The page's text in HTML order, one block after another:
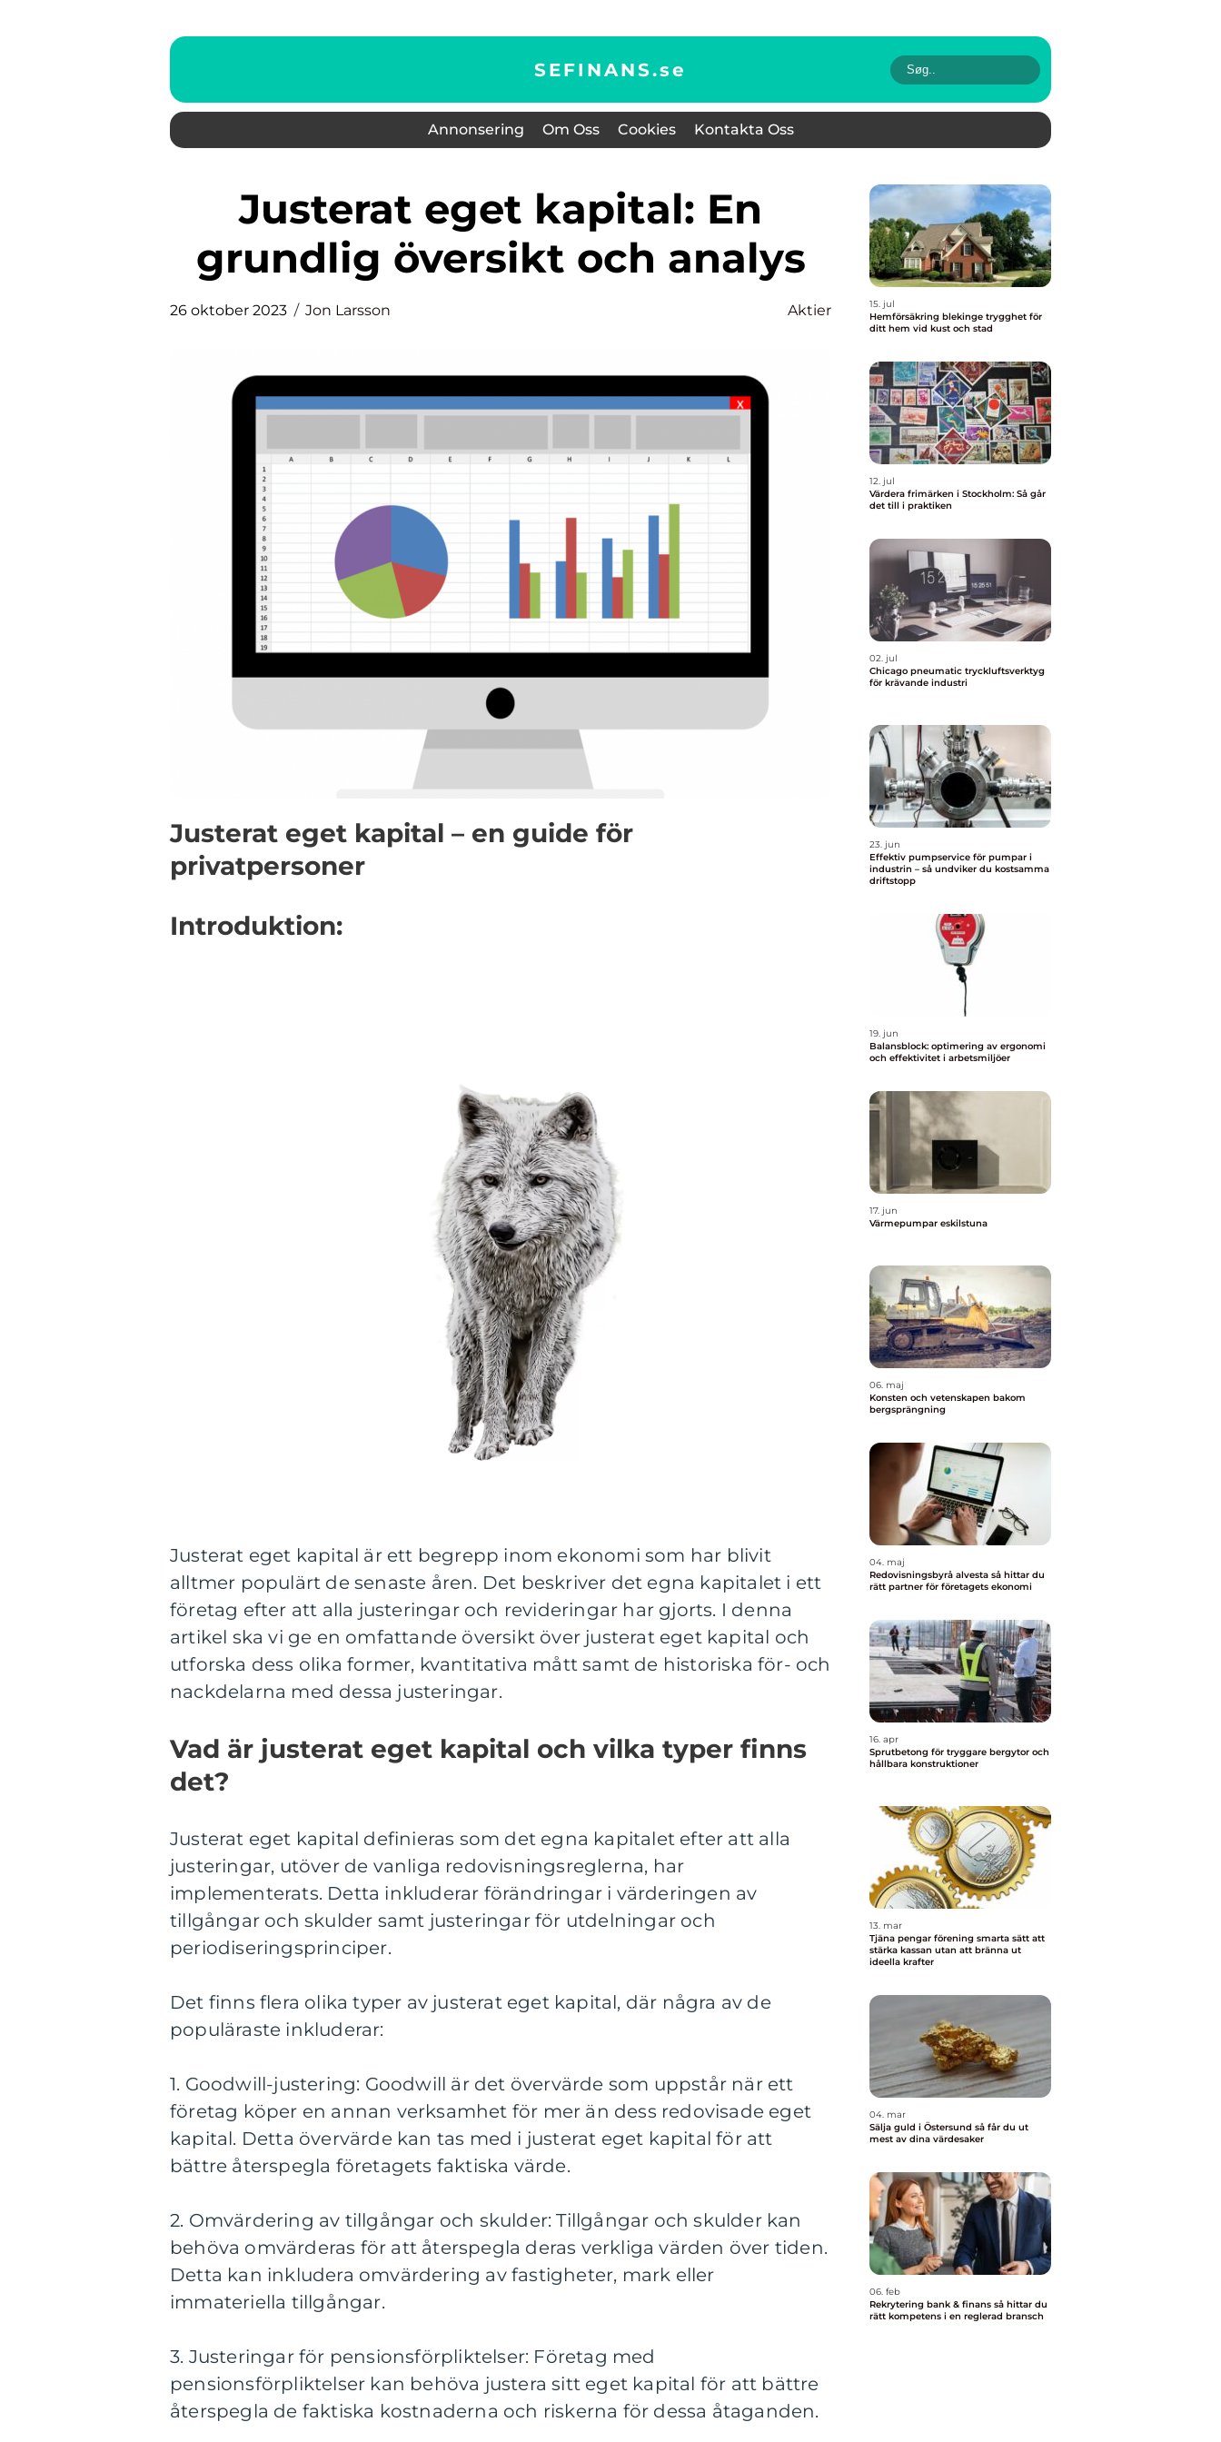
SEFINANS.se
Annonsering Om Oss Cookies Kontakta Oss
Justerat eget kapital: En
grundlig översikt och analys
26 oktober 2023 Jon Larsson Aktier
Justerat eget kapital – en guide för
privatpersoner
Introduktion:
Justerat eget kapital är ett begrepp inom ekonomi som har blivit
alltmer populärt de senaste åren. Det beskriver det egna kapitalet i ett
företag efter att alla justeringar och revideringar har gjorts. I denna
artikel ska vi ge en omfattande översikt över justerat eget kapital och
utforska dess olika former, kvantitativa mått samt de historiska för- och
nackdelarna med dessa justeringar.
Vad är justerat eget kapital och vilka typer finns
det?
Justerat eget kapital definieras som det egna kapitalet efter att alla
justeringar, utöver de vanliga redovisningsreglerna, har
implementerats. Detta inkluderar förändringar i värderingen av
tillgångar och skulder samt justeringar för utdelningar och
periodiseringsprinciper.
Det finns flera olika typer av justerat eget kapital, där några av de
populäraste inkluderar:
1. Goodwill-justering: Goodwill är det övervärde som uppstår när ett
företag köper en annan verksamhet för mer än dess redovisade eget
kapital. Detta övervärde kan tas med i justerat eget kapital för att
bättre återspegla företagets faktiska värde.
2. Omvärdering av tillgångar och skulder: Tillgångar och skulder kan
behöva omvärderas för att återspegla deras verkliga värden över tiden.
Detta kan inkludera omvärdering av fastigheter, mark eller
immateriella tillgångar.
3. Justeringar för pensionsförpliktelser: Företag med
pensionsförpliktelser kan behöva justera sitt eget kapital för att bättre
återspegla de faktiska kostnaderna och riskerna för dessa åtaganden.
15. jul
Hemförsäkring blekinge trygghet för
ditt hem vid kust och stad
12. jul
Värdera frimärken i Stockholm: Så går
det till i praktiken
02. jul
Chicago pneumatic tryckluftsverktyg
för krävande industri
23. jun
Effektiv pumpservice för pumpar i
industrin – så undviker du kostsamma
driftstopp
19. jun
Balansblock: optimering av ergonomi
och effektivitet i arbetsmiljöer
17. jun
Värmepumpar eskilstuna
06. maj
Konsten och vetenskapen bakom
bergsprängning
04. maj
Redovisningsbyrå alvesta så hittar du
rätt partner för företagets ekonomi
16. apr
Sprutbetong för tryggare bergytor och
hållbara konstruktioner
13. mar
Tjäna pengar förening smarta sätt att
stärka kassan utan att bränna ut
ideella krafter
04. mar
Sälja guld i Östersund så får du ut
mest av dina värdesaker
06. feb
Rekrytering bank & finans så hittar du
rätt kompetens i en reglerad bransch